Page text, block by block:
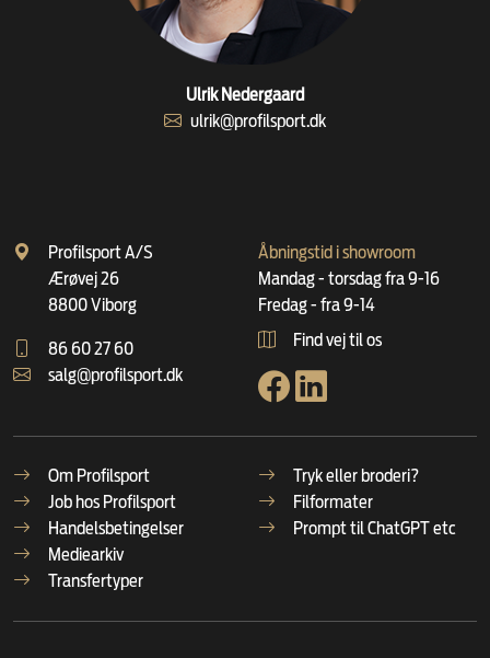
Ulrik Nedergaard
ulrik@profilsport.dk
Profilsport A/S
Ærøvej 26
8800 Viborg
86 60 27 60
salg@profilsport.dk
Åbningstid i showroom
Mandag - torsdag fra 9-16
Fredag - fra 9-14
Find vej til os
Om Profilsport
Job hos Profilsport
Handelsbetingelser
Mediearkiv
Transfertyper
Tryk eller broderi?
Filformater
Prompt til ChatGPT etc